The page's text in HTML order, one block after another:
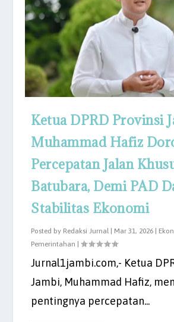
Ketua DPRD Provinsi
Muhammad Hafiz
Percepatan Jalan
Batubara, Demi PAD
Stabilitas Ekonomi
Posted by Redaksi Jurnal | Mar 31, 2026 |
Pemerintahan |
Jurnal1jambi.com,- Ketua
Jambi, Muhammad Hafiz,
pentingnya percepatan...